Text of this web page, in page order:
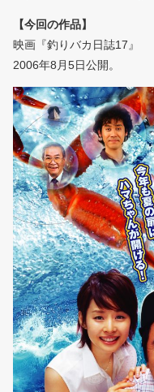
【今回の作品】
映画『釣りバカ日誌17』
2006年8月5日公開。